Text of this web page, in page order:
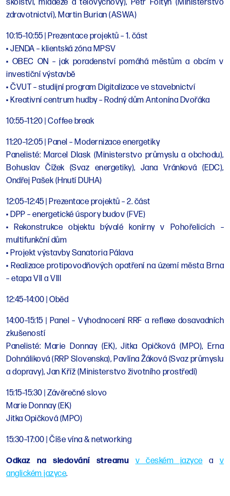
školství, mládeže a tělovýchovy), Petr Foltýn (Ministerstvo
zdravotnictví), Martin Burian (ASWA)
10:15–10:55 | Prezentace projektů – 1. část
• JENDA – klientská zóna MPSV
• OBEC ON – jak poradenství pomáhá městům a obcím v
investiční výstavbě
• ČVUT – studijní program Digitalizace ve stavebnictví
• Kreativní centrum hudby – Rodný dům Antonína Dvořáka
10:55–11:20 | Coffee break
11:20–12:05 | Panel – Modernizace energetiky
Panelisté: Marcel Dlask (Ministerstvo průmyslu a obchodu),
Bohuslav Čížek (Svaz energetiky), Jana Vránková (EDC),
Ondřej Pašek (Hnutí DUHA)
12:05–12:45 | Prezentace projektů – 2. část
• DPP – energetické úspory budov (FVE)
• Rekonstrukce objektu bývalé konírny v Pohořelicích –
multifunkční dům
• Projekt výstavby Sanatoria Pálava
• Realizace protipovodňových opatření na území města Brna
– etapa VII a VIII
12:45–14:00 | Oběd
14:00–15:15 | Panel – Vyhodnocení RRF a reflexe dosavadních
zkušeností
Panelisté: Marie Donnay (EK), Jitka Opičková (MPO), Erna
Dohnáliková (RRP Slovenska), Pavlína Žáková (Svaz průmyslu
a dopravy), Jan Kříž (Ministerstvo životního prostředí)
15:15–15:30 | Závěrečné slovo
Marie Donnay (EK)
Jitka Opičková (MPO)
15:30–17:00 | Číše vína & networking
Odkaz na sledování streamu v českém jazyce a v
anglickém jazyce.